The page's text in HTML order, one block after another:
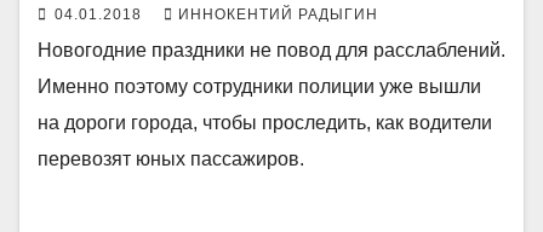
04.01.2018 ИННОКЕНТИЙ РАДЫГИН
Новогодние праздники не повод для расслаблений.
Именно поэтому сотрудники полиции уже вышли
на дороги города, чтобы проследить, как водители
перевозят юных пассажиров.